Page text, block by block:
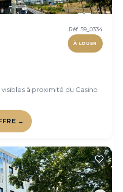
Réf. 59_0334
À LOUER
à proximité du Casino
→